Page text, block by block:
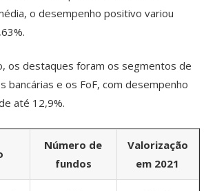
o desempenho positivo variou
os destaques foram os segmentos de
bancárias e os FoF, com desempenho
até 12,9%.
Número de
fundos
Valorização
em 2021